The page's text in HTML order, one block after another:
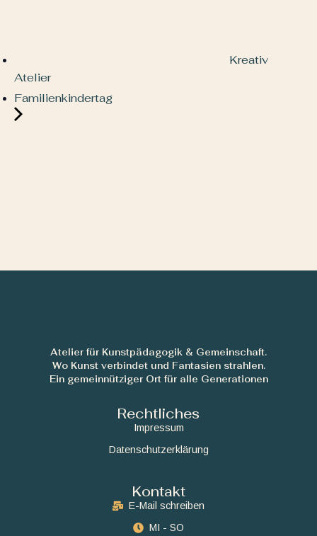
Kreativ
Atelier
Familienkindertag
Atelier für Kunstpädagogik & Gemeinschaft.
Wo Kunst verbindet und Fantasien strahlen.
Ein gemeinnütziger Ort für alle Generationen
Rechtliches
Impressum
Datenschutzerklärung
Kontakt
E-Mail schreiben
MI - SO